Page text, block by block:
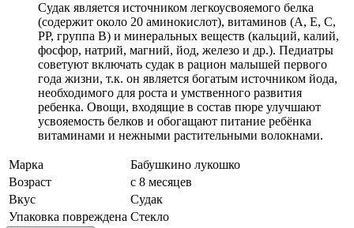
Судак является источником легкоусвояемого белка
(содержит около 20 аминокислот), витаминов (А, Е, С,
РР, группа В) и минеральных веществ (кальций, калий,
фосфор, натрий, магний, йод, железо и др.). Педиатры
советуют включать судак в рацион малышей первого
года жизни, т.к. он является богатым источником йода,
необходимого для роста и умственного развития
ребенка. Овощи, входящие в состав пюре улучшают
усвояемость белков и обогащают питание ребёнка
витаминами и нежными растительными волокнами.
Марка
Бабушкино лукошко
Возраст
с 8 месяцев
Вкус
Судак
Упаковка повреждена Стекло